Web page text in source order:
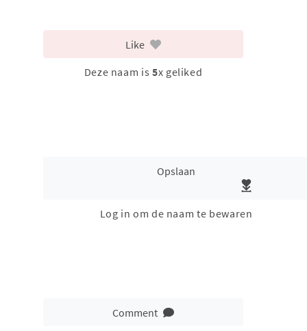
Like
Deze naam is 5x geliked
Opslaan
Log in om de naam te bewaren
Comment